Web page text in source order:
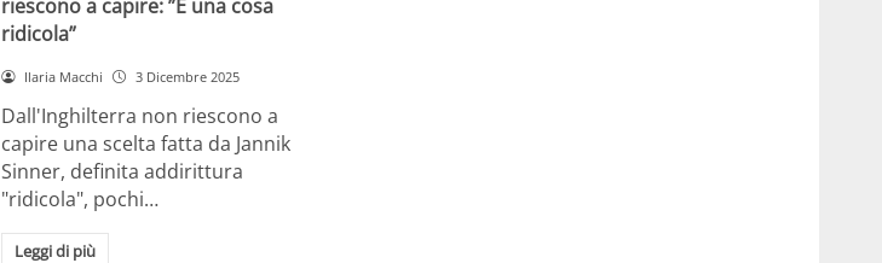
riescono a capire: ”È una cosa
ridicola”
Ilaria Macchi 3 Dicembre 2025
Dall'Inghilterra non riescono a
capire una scelta fatta da Jannik
Sinner, definita addirittura
"ridicola", pochi…
Leggi di più